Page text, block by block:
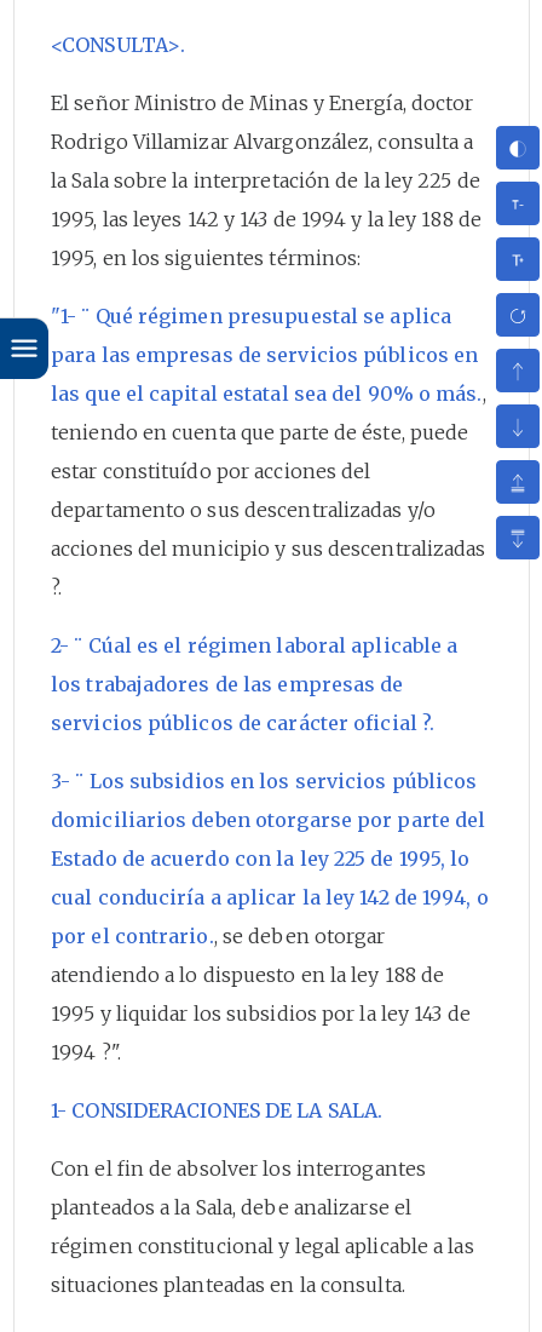
<CONSULTA>.
El señor Ministro de Minas y Energía, doctor
Rodrigo Villamizar Alvargonzález, consulta a
la Sala sobre la interpretación de la ley 225 de
1995, las leyes 142 y 143 de 1994 y la ley 188 de
1995, en los siguientes términos:
"1- ¨ Qué régimen presupuestal se aplica
para las empresas de servicios públicos en
las que el capital estatal sea del 90% o más.,
teniendo en cuenta que parte de éste, puede
estar constituído por acciones del
departamento o sus descentralizadas y/o
acciones del municipio y sus descentralizadas
?.
2- ¨ Cúal es el régimen laboral aplicable a
los trabajadores de las empresas de
servicios públicos de carácter oficial ?.
3- ¨ Los subsidios en los servicios públicos
domiciliarios deben otorgarse por parte del
Estado de acuerdo con la ley 225 de 1995, lo
cual conduciría a aplicar la ley 142 de 1994, o
por el contrario., se deben otorgar
atendiendo a lo dispuesto en la ley 188 de
1995 y liquidar los subsidios por la ley 143 de
1994 ?".
1- CONSIDERACIONES DE LA SALA.
Con el fin de absolver los interrogantes
planteados a la Sala, debe analizarse el
régimen constitucional y legal aplicable a las
situaciones planteadas en la consulta.